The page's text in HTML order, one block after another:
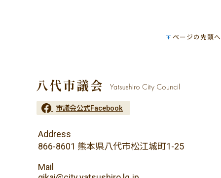
ページの先頭へ
市議会公式Facebook
Address
866-8601 熊本県八代市松江城町1-25
Mail